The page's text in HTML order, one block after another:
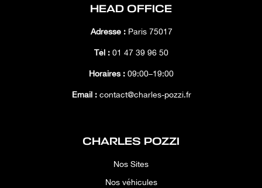
HEAD OFFICE
Adresse :Paris 75017
Tél : 01 47 39 96 50
Horaires : 09:00–19:00
Email :contact@charles-pozzi.fr
CHARLES POZZI
Nos Sites
Nos véhicules